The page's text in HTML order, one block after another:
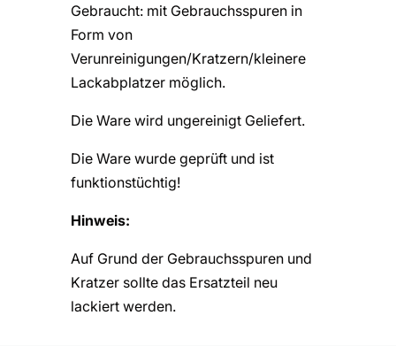
Gebraucht: mit Gebrauchsspuren in
Form von
Verunreinigungen/Kratzern/kleinere
Lackabplatzer möglich.
Die Ware wird ungereinigt Geliefert.
Die Ware wurde geprüft und ist
funktionstüchtig!
Hinweis:
Auf Grund der Gebrauchsspuren und
Kratzer sollte das Ersatzteil neu
lackiert werden.